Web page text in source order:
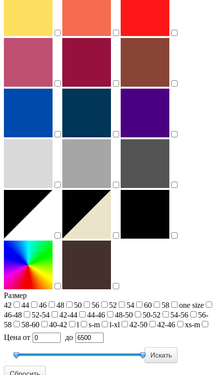
Размер
42
44 46 48 50 56 52 54 60 58
one size
46-48
52-54 42-44 44-46 48-50 50-52 54-56
56-
58
58-60 40-42 l s-m l-xl 42-50 42-46
xs-m
Цена от до
Сбросить